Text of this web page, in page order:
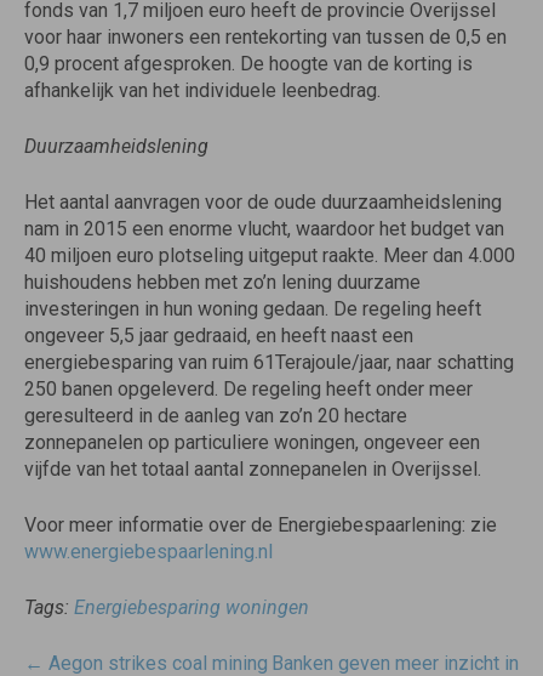
fonds van 1,7 miljoen euro heeft de provincie Overijssel
voor haar inwoners een rentekorting van tussen de 0,5 en
0,9 procent afgesproken. De hoogte van de korting is
afhankelijk van het individuele leenbedrag.
Duurzaamheidslening
Het aantal aanvragen voor de oude duurzaamheidslening
nam in 2015 een enorme vlucht, waardoor het budget van
40 miljoen euro plotseling uitgeput raakte. Meer dan 4.000
huishoudens hebben met zo’n lening duurzame
investeringen in hun woning gedaan. De regeling heeft
ongeveer 5,5 jaar gedraaid, en heeft naast een
energiebesparing van ruim 61Terajoule/jaar, naar schatting
250 banen opgeleverd. De regeling heeft onder meer
geresulteerd in de aanleg van zo’n 20 hectare
zonnepanelen op particuliere woningen, ongeveer een
vijfde van het totaal aantal zonnepanelen in Overijssel.
Voor meer informatie over de Energiebespaarlening: zie
www.energiebespaarlening.nl
Tags: Energiebesparing woningen
Post
← Aegon strikes coal mining Banken geven meer inzicht in